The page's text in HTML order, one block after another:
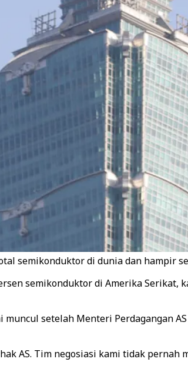
semikonduktor di dunia dan hampir
semikonduktor di Amerika
setelah Menteri Perdagangan
AS. Tim negosiasi kami tidak